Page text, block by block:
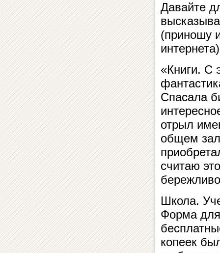
Давайте
(приношу
«Книги. С
Спасала
отрыл
общем
считаю
Школа.
Форма
копеек